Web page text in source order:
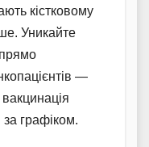
кістковому
Уникайте
—
вакцинація
графіком.